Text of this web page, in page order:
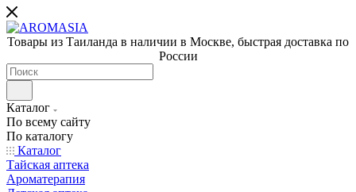
Товары из Таиланда в наличии в Москве, быстрая доставка по
России
Каталог
По всему сайту
По каталогу
Каталог
Тайская аптека
Ароматерапия